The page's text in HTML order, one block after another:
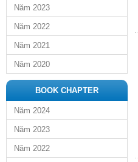
Năm 2023
Năm 2022
Năm 2021
Năm 2020
BOOK CHAPTER
Năm 2024
Năm 2023
Năm 2022